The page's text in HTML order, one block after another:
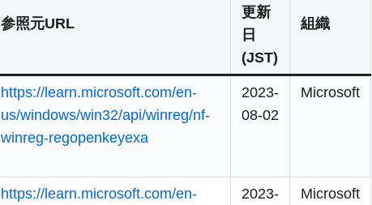
参照元URL
更新
日
(JST)
組織
https://learn.microsoft.com/en-
us/windows/win32/api/winreg/nf-
winreg-regopenkeyexa
2023-
08-02
Microsoft
https://learn.microsoft.com/en-
2023-
Microsoft